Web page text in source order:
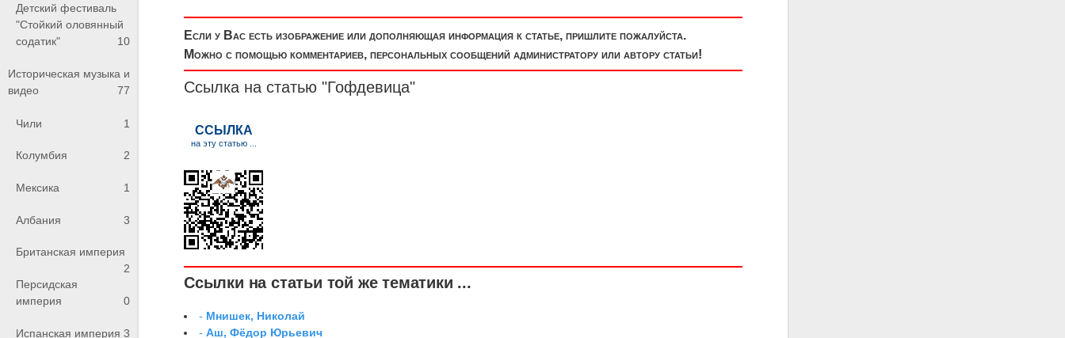
Детский фестиваль
"Стойкий оловянный
содатик"
10
Историческая музыка и
видео
77
Чили 1
Колумбия 2
Мексика 1
Албания 3
Британская империя
2
Персидская
империя
0
Испанская империя 3
Если у Вас есть изображение или дополняющая информация к статье, пришлите пожалуйста.
Можно с помощью комментариев, персональных сообщений администратору или автору статьи!
Ссылка на статью "Гофдевица"
Ссылки на статьи той же тематики ...
- Мнишек, Николай
-Аш, Фёдор Юрьевич